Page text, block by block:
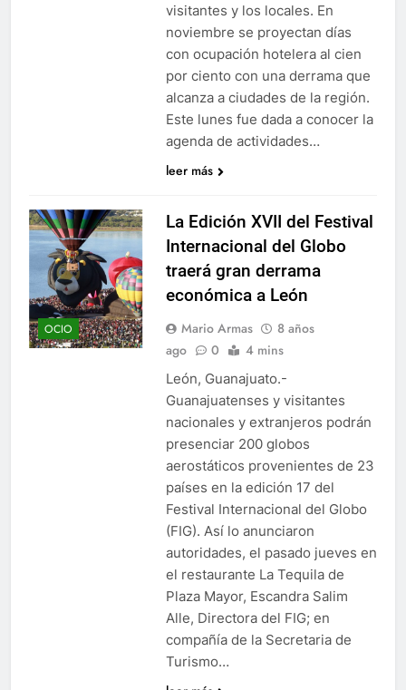
visitantes y los locales. En
noviembre se proyectan días
con ocupación hotelera al cien
por ciento con una derrama que
alcanza a ciudades de la región.
Este lunes fue dada a conocer la
agenda de actividades…
leer más
OCIO
La Edición XVII del Festival
Internacional del Globo
traerá gran derrama
económica a León
Mario Armas
8 años
ago
0 4 mins
León, Guanajuato.-
Guanajuatenses y visitantes
nacionales y extranjeros podrán
presenciar 200 globos
aerostáticos provenientes de 23
países en la edición 17 del
Festival Internacional del Globo
(FIG). Así lo anunciaron
autoridades, el pasado jueves en
el restaurante La Tequila de
Plaza Mayor, Escandra Salim
Alle, Directora del FIG; en
compañía de la Secretaria de
Turismo…